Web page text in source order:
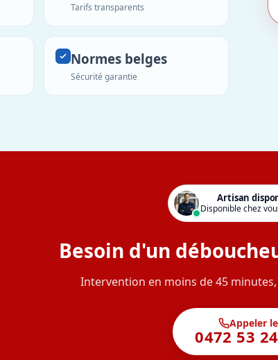
Tarifs transparents
Normes belges
Sécurité garantie
Artisan
Disponible chez
Besoin d'un
Intervention en moins de 45
Appeler le
0472 53